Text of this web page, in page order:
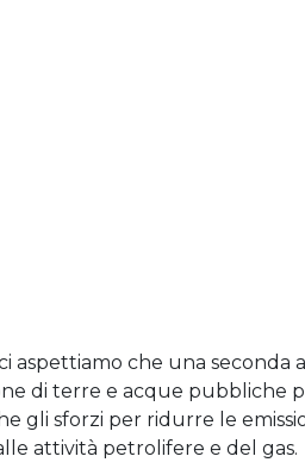
aspettiamo che una seconda
di terre e acque pubbliche
gli sforzi per ridurre le
attività petrolifere e del gas.